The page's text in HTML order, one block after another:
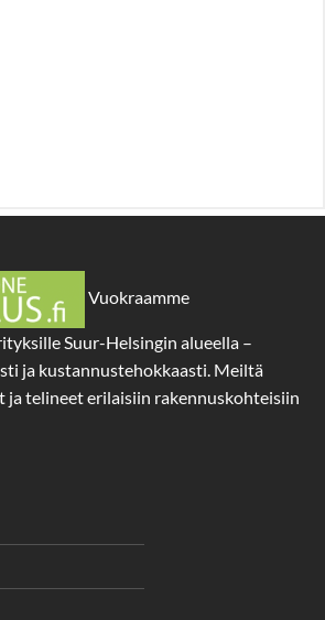
Vuokraamme
Suur-Helsingin alueella –
ja kustannustehokkaasti. Meiltä
ja telineet erilaisiin rakennuskohteisiin